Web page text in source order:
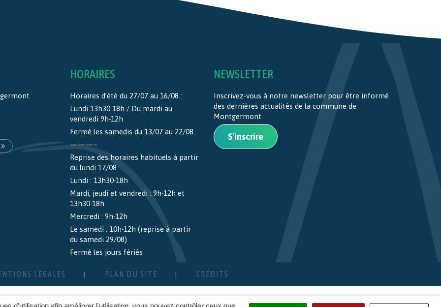
HORAIRES
Horaires d’été du 27/07 au 16/08 :
Lundi 13h30-18h / Du mardi au
vendredi 9h-12h
Fermé les samedis du 13/07 au 22/08.
———–
Reprise des horaires habituels à partir
du lundi 17/08
Lundi : 13h30-18h
Mardi, jeudi et vendredi : 9h-12h et
13h30-18h
Mercredi : 9h-12h
Le samedi : 10h-12h (reprise à partir
du samedi 29/08)
Fermé les jours fériés
NEWSLETTER
Inscrivez-vous à notre newsletter pour être informé
des dernières actualités de la commune de
Montgermont
S'inscrire
LÉGALES PLAN DU SITE CRÉDITS